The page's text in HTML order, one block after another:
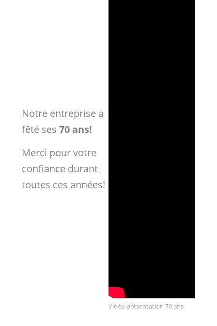
Notre entreprise a
fêté ses 70 ans!
Merci pour votre
confiance durant
toutes ces années!
Vidéo présentation 70 ans